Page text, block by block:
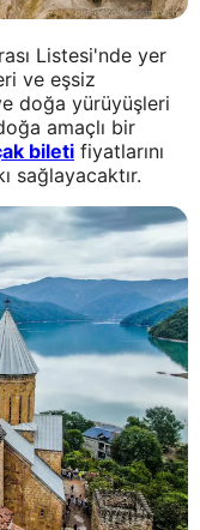
Listesi'nde yer
ve eşsiz
doğa yürüyüşleri
amaçlı bir
bileti fiyatlarını
sağlayacaktır.